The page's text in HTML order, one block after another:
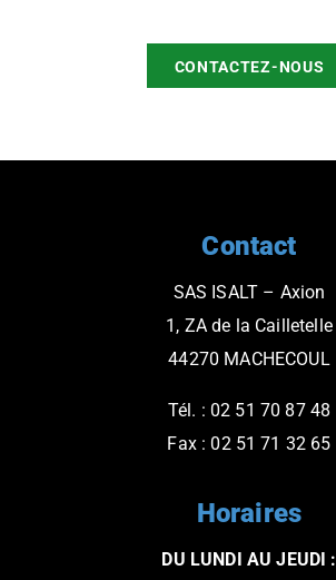
CONTACTEZ-NOUS
Contact
SAS ISALT – Axion
1, ZA de la Cailletelle
44270 MACHECOUL
Tél. : 02 51 70 87 48
Fax : 02 51 71 32 65
Horaires
DU LUNDI AU JEUDI :